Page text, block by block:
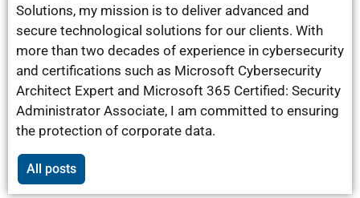
Solutions, my mission is to deliver advanced and
secure technological solutions for our clients. With
more than two decades of experience in cybersecurity
and certifications such as Microsoft Cybersecurity
Architect Expert and Microsoft 365 Certified: Security
Administrator Associate, I am committed to ensuring
the protection of corporate data.
All posts